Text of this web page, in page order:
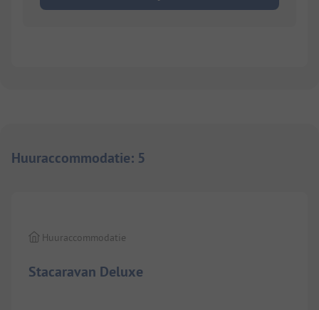
Huuraccommodatie: 5
Stacaravan Deluxe
Huuraccommodatie